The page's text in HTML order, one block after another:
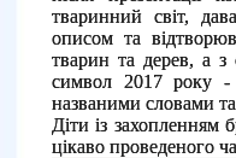
тваринний світ,
описом та
тварин та дерев, а з
символ 2017 року -
названими словами
Діти із захопленням
цікаво проведеного